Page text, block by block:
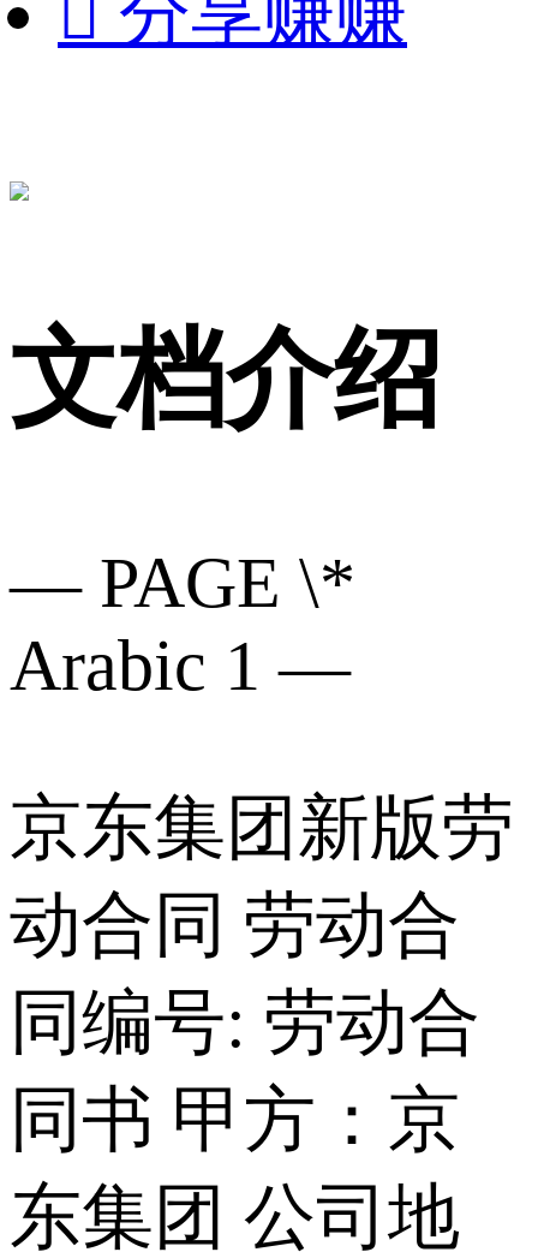
文档介绍
— PAGE \*
Arabic 1 —
京东集团新版劳
动合同 劳动合
同编号: 劳动合
同书 甲方：京
东集团 公司地